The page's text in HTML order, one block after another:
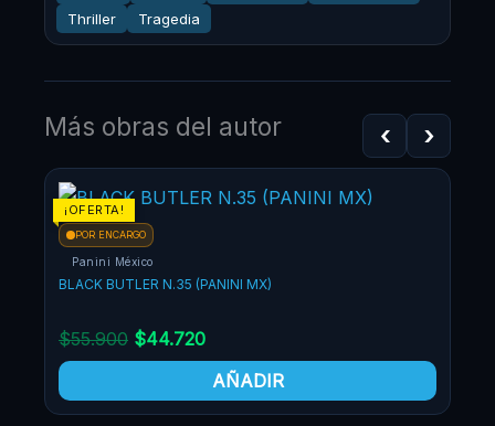
Thriller
Tragedia
Más obras del autor ‹ ›
¡OFERTA!
POR ENCARGO
Panini México
BLACK BUTLER N.35 (PANINI MX)
$55.900 $44.720
AÑADIR